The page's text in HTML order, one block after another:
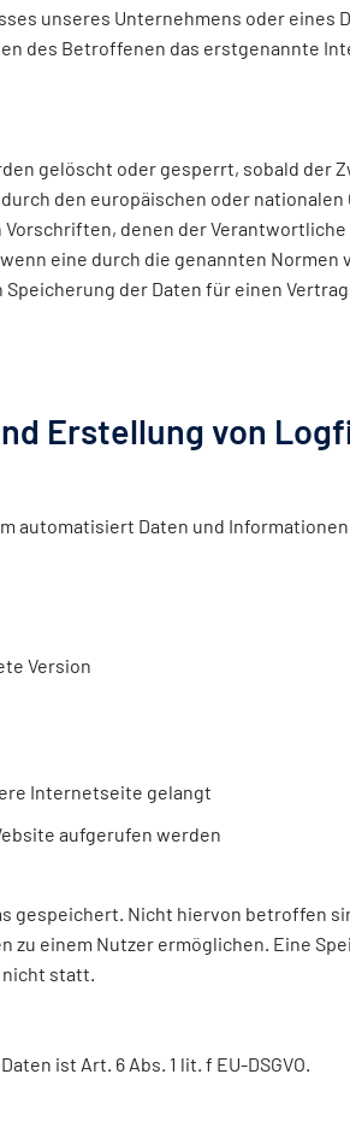
unseres Unternehmens oder eines
des Betroffenen das erstgenannte
gelöscht oder gesperrt, sobald der
den europäischen oder nationalen
denen der
eine durch die genannten
der Daten für einen
Erstellung von
automatisiert Daten und
Version
Internetseite gelangt
aufgerufen werden
gespeichert. Nicht hiervon betroffen
zu einem Nutzer ermöglichen. Eine
nicht statt.
ist Art. 6 Abs. 1 lit. f EU-DSGVO.